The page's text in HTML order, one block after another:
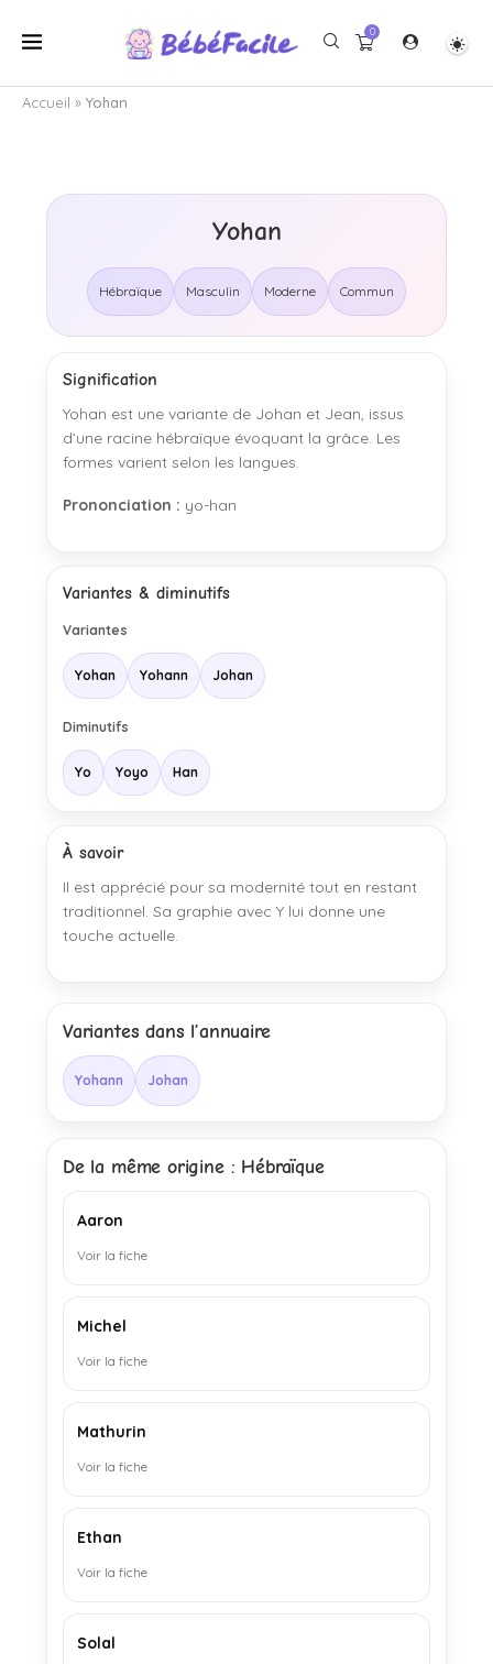
0
Accueil » Yohan
Yohan
Hébraïque Masculin Moderne Commun
Signification
Yohan est une variante de Johan et Jean, issus
d’une racine hébraïque évoquant la grâce. Les
formes varient selon les langues.
Prononciation : yo-han
Variantes & diminutifs
Variantes
Yohan Yohann Johan
Diminutifs
Yo Yoyo Han
À savoir
Il est apprécié pour sa modernité tout en restant
traditionnel. Sa graphie avec Y lui donne une
touche actuelle.
Variantes dans l’annuaire
Yohann Johan
De la même origine : Hébraïque
Aaron
Voir la fiche
Michel
Voir la fiche
Mathurin
Voir la fiche
Ethan
Voir la fiche
Solal